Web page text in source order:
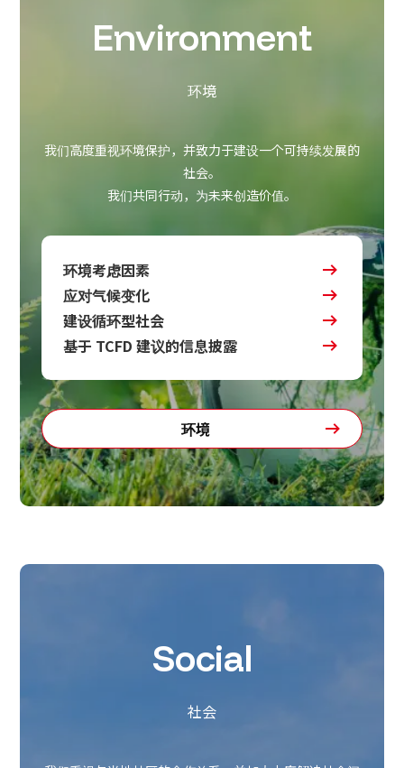
Environment
环境
我们高度重视环境保护，并致力于建设一个可持续发展的
社会。
我们共同行动，为未来创造价值。
环境考虑因素
应对气候变化
建设循环型社会
基于 TCFD 建议的信息披露
环境
Social
社会